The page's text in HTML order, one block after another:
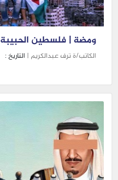
ومضة | فلسطين الحبيبة
الكاتب/ة ترف عبدالكريم | التاريخ :